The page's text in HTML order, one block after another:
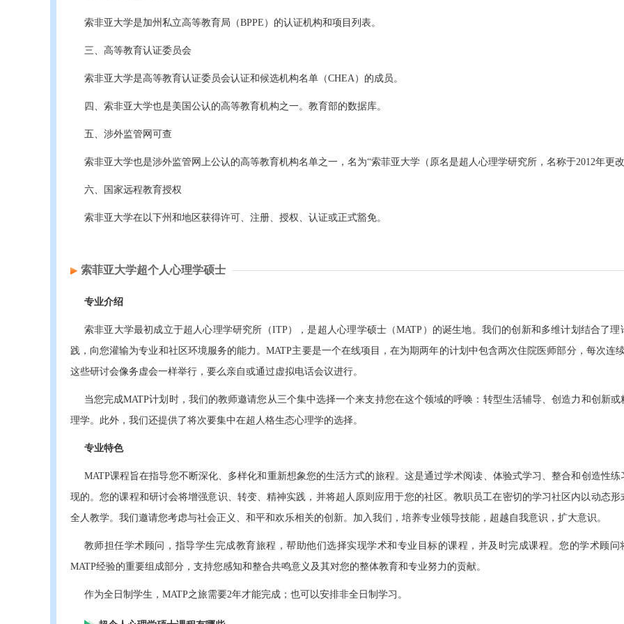
索非亚大学是加州私立高等教育局（BPPE）的认证机构和项目列表。
三、高等教育认证委员会
索非亚大学是高等教育认证委员会认证和候选机构名单（CHEA）的成员。
四、索非亚大学也是美国公认的高等教育机构之一。教育部的数据库。
五、涉外监管网可查
索非亚大学也是涉外监管网上公认的高等教育机构名单之一，名为“索菲亚大学（原名是超人心理学研究所，名称于2012年更改
六、国家远程教育授权
索非亚大学在以下州和地区获得许可、注册、授权、认证或正式豁免。
索菲亚大学超个人心理学硕士
专业介绍
索非亚大学最初成立于超人心理学研究所（ITP），是超人心理学硕士（MATP）的诞生地。我们的创新和多维计划结合了理
践，向您灌输为专业和社区环境服务的能力。MATP主要是一个在线项目，在为期两年的计划中包含两次住院医师部分，每次连续
这些研讨会像务虚会一样举行，要么亲自或通过虚拟电话会议进行。
当您完成MATP计划时，我们的教师邀请您从三个集中选择一个来支持您在这个领域的呼唤：转型生活辅导、创造力和创新或
理学。此外，我们还提供了将次要集中在超人格生态心理学的选择。
专业特色
MATP课程旨在指导您不断深化、多样化和重新想象您的生活方式的旅程。这是通过学术阅读、体验式学习、整合和创造性练
现的。您的课程和研讨会将增强意识、转变、精神实践，并将超人原则应用于您的社区。教职员工在密切的学习社区内以动态形
全人教学。我们邀请您考虑与社会正义、和平和欢乐相关的创新。加入我们，培养专业领导技能，超越自我意识，扩大意识。
教师担任学术顾问，指导学生完成教育旅程，帮助他们选择实现学术和专业目标的课程，并及时完成课程。您的学术顾问
MATP经验的重要组成部分，支持您感知和整合共鸣意义及其对您的整体教育和专业努力的贡献。
作为全日制学生，MATP之旅需要2年才能完成；也可以安排非全日制学习。